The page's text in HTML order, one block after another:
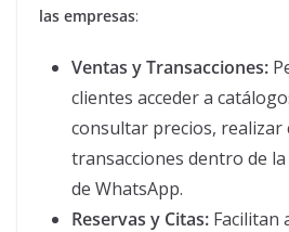
las empresas:
Ventas y Transacciones:
clientes acceder a
consultar precios, realizar
transacciones dentro de
de WhatsApp.
Reservas y Citas: Facilitan